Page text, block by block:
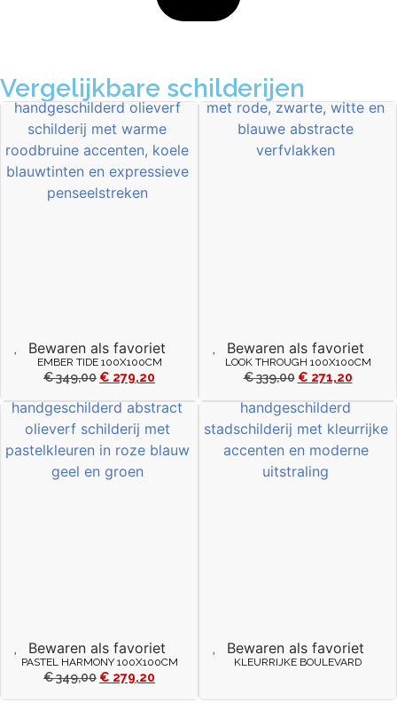
Vergelijkbare schilderijen
Bewaren als favoriet
EMBER TIDE 100X100CM
€349,00 € 279,20
Bewaren als favoriet
LOOK THROUGH 100X100CM
€339,00 € 271,20
Bewaren als favoriet
PASTEL HARMONY 100X100CM
€349,00 € 279,20
Bewaren als favoriet
KLEURRIJKE BOULEVARD